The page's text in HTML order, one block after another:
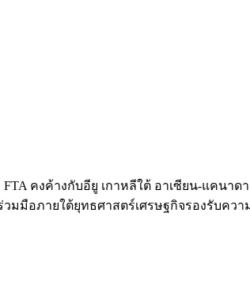
FTA คงค้างกับอียู เกาหลีใต้ อาเซียน-แคนา
วมมือภายใต้ยุทธศาสตร์เศรษฐกิจรองรับค